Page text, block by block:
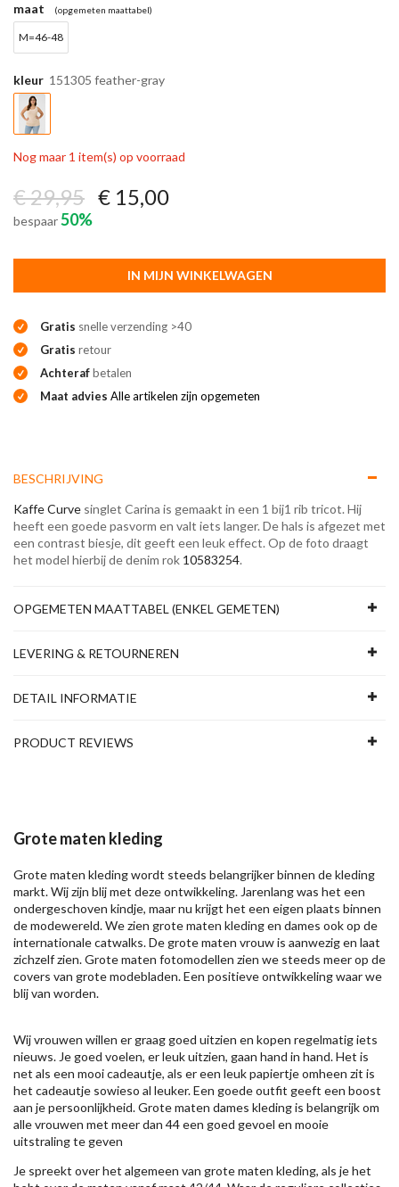
maat (opgemeten maattabel)
M=46-48
kleur 151305 feather-gray
Nog maar 1 item(s) op voorraad
€ 29,95 € 15,00
bespaar50%
IN MIJN WINKELWAGEN
Gratis snelle verzending >40
Gratis retour
Achterafbetalen
Maat advies Alle artikelen zijn opgemeten
BESCHRIJVING
Kaffe Curve singlet Carina is gemaakt in een 1 bij1 rib tricot. Hij
heeft een goede pasvorm en valt iets langer. De hals is afgezet met
een contrast biesje, dit geeft een leuk effect. Op de foto draagt
het model hierbij de denim rok 10583254.
OPGEMETEN MAATTABEL (ENKEL GEMETEN)
LEVERING & RETOURNEREN
DETAIL INFORMATIE
PRODUCT REVIEWS
Grote maten kleding
Grote maten kleding wordt steeds belangrijker binnen de kleding
markt. Wij zijn blij met deze ontwikkeling. Jarenlang was het een
ondergeschoven kindje, maar nu krijgt het een eigen plaats binnen
de modewereld. We zien grote maten kleding en dames ook op de
internationale catwalks. De grote maten vrouw is aanwezig en laat
zichzelf zien. Grote maten fotomodellen zien we steeds meer op de
covers van grote modebladen. Een positieve ontwikkeling waar we
blij van worden.
Wij vrouwen willen er graag goed uitzien en kopen regelmatig iets
nieuws. Je goed voelen, er leuk uitzien, gaan hand in hand. Het is
net als een mooi cadeautje, als er een leuk papiertje omheen zit is
het cadeautje sowieso al leuker. Een goede outfit geeft een boost
aan je persoonlijkheid. Grote maten dames kleding is belangrijk om
alle vrouwen met meer dan 44 een goed gevoel en mooie
uitstraling te geven
Je spreekt over het algemeen van grote maten kleding, als je het